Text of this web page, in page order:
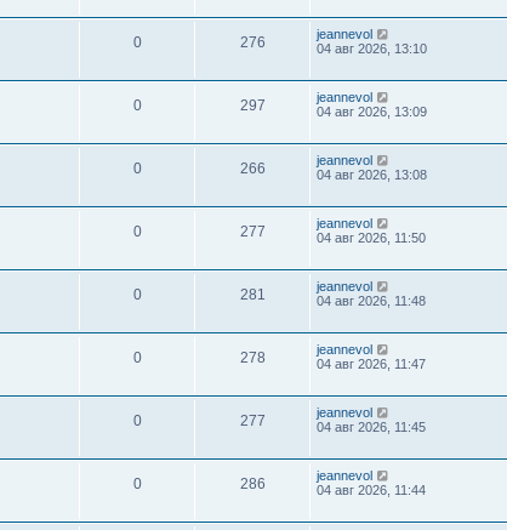
0 276
jeannevol
04 авг 2026, 13:10
0 297
jeannevol
04 авг 2026, 13:09
0 266
jeannevol
04 авг 2026, 13:08
0 277
jeannevol
04 авг 2026, 11:50
0 281
jeannevol
04 авг 2026, 11:48
0 278
jeannevol
04 авг 2026, 11:47
0 277
jeannevol
04 авг 2026, 11:45
0 286
jeannevol
04 авг 2026, 11:44